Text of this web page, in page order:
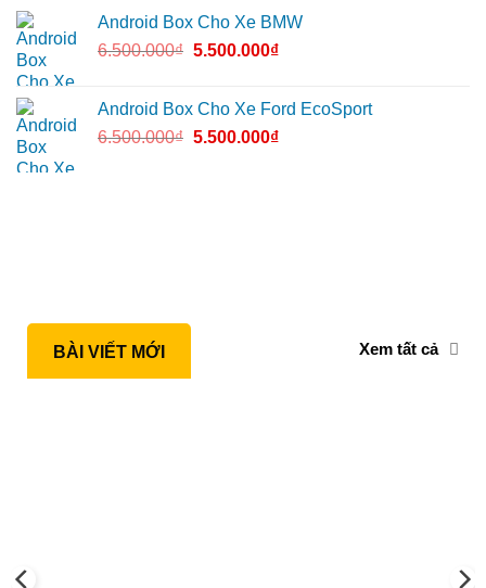
Android Box Cho Xe BMW
6.500.000₫ 5.500.000₫
Android Box Cho Xe Ford EcoSport
6.500.000₫ 5.500.000₫
BÀI VIẾT MỚI Xem tất cả